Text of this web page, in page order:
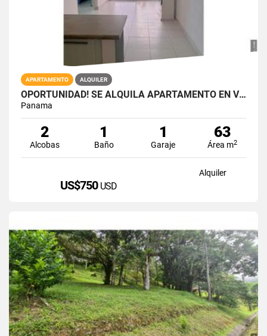
APARTAMENTO ALQUILER
OPORTUNIDAD! SE ALQUILA APARTAMENTO EN VIA ESPAÑA RIO ABAJO
Panama
2
Alcobas
1
Baño
1
Garaje
63
Área m2
Alquiler
US$750 USD